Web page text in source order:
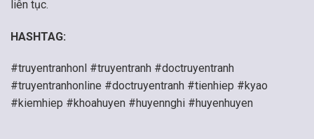
liên tục.
HASHTAG:
#truyentranhonl #truyentranh #doctruyentranh
#truyentranhonline #doctruyentranh #tienhiep #kyao
#kiemhiep #khoahuyen #huyennghi #huyenhuyen